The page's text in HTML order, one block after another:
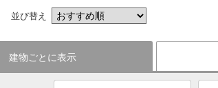
並び替え
建物ごとに表示